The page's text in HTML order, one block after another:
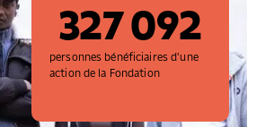
327 092
personnes bénéficiaires d'une
action de la Fondation